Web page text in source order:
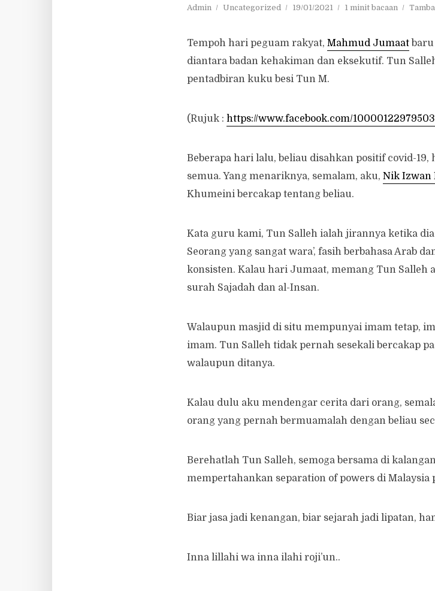
Admin Uncategorized 19/01/2021 1 minit bacaan
Tempoh hari peguam rakyat, Mahmud Jumaat
diantara badan kehakiman dan eksekutif. Tun
pentadbiran kuku besi Tun M.
(Rujuk : https://www.facebook.com/
Beberapa hari lalu, beliau disahkan positif covid-
semua. Yang menariknya, semalam, aku, Nik Izwan
Khumeini bercakap tentang beliau.
Kata guru kami, Tun Salleh ialah jirannya ketika
Seorang yang sangat wara’, fasih berbahasa Arab
konsisten. Kalau hari Jumaat, memang Tun Salleh
surah Sajadah dan al-Insan.
Walaupun masjid di situ mempunyai imam tetap,
imam. Tun Salleh tidak pernah sesekali bercakap
walaupun ditanya.
Kalau dulu aku mendengar cerita dari orang,
orang yang pernah bermuamalah dengan beliau
Berehatlah Tun Salleh, semoga bersama di
mempertahankan separation of powers di Malaysia
Biar jasa jadi kenangan, biar sejarah jadi lipatan,
Inna lillahi wa inna ilahi roji’un..